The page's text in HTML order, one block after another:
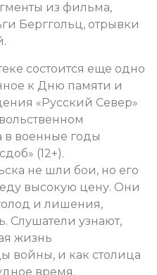
из фильма,
Берггольц, отрывки
состоится еще одно
к Дню памяти и
«Русский Север»
в военные годы
(12+).
не шли бои, но его
высокую цену. Они
и лишения,
Слушатели узнают,
жизнь
войны, и как столица
время.